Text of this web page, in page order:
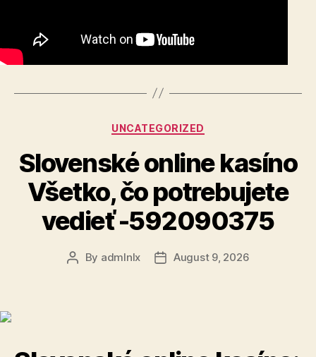
Categories
UNCATEGORIZED
Slovenské online kasíno
Všetko, čo potrebujete
vedieť -592090375
Post
By admlnlx
PostAugust 9, 2026